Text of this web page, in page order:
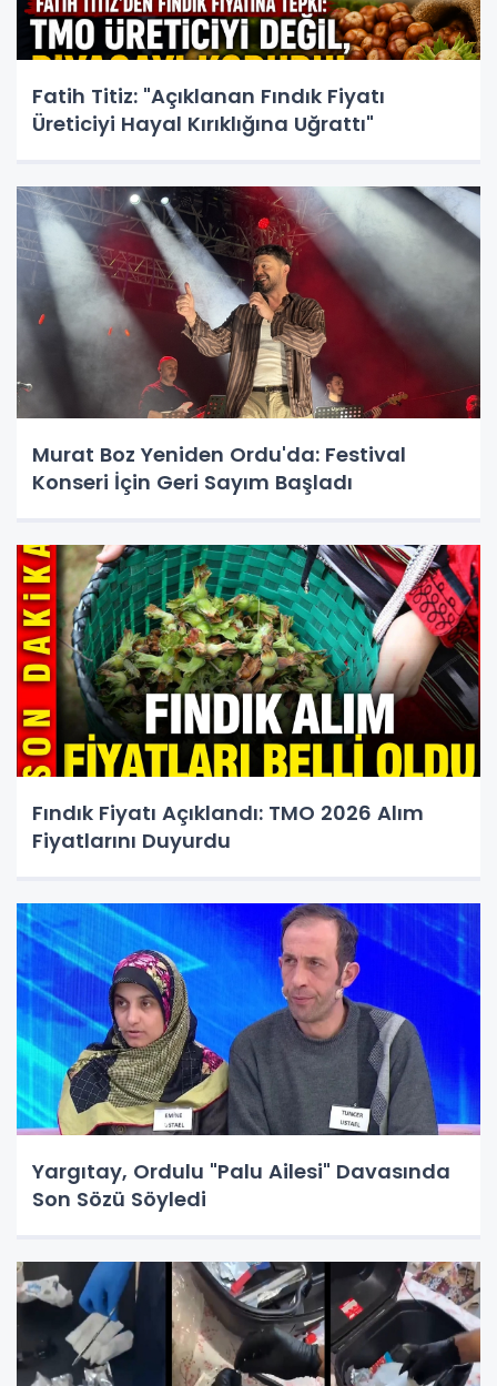
Fatih Titiz: "Açıklanan Fındık Fiyatı
Üreticiyi Hayal Kırıklığına Uğrattı"
Murat Boz Yeniden Ordu'da: Festival
Konseri İçin Geri Sayım Başladı
Fındık Fiyatı Açıklandı: TMO 2026 Alım
Fiyatlarını Duyurdu
Yargıtay, Ordulu "Palu Ailesi" Davasında
Son Sözü Söyledi